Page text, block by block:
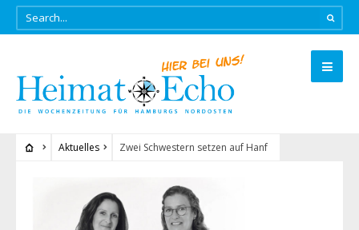
Aktuelles Zwei Schwestern setzen auf Hanf